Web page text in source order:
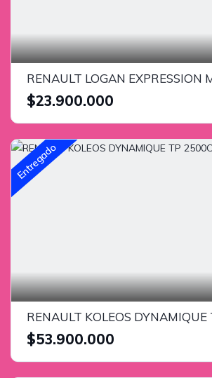
$23.900.000
Entregado
$53.900.000